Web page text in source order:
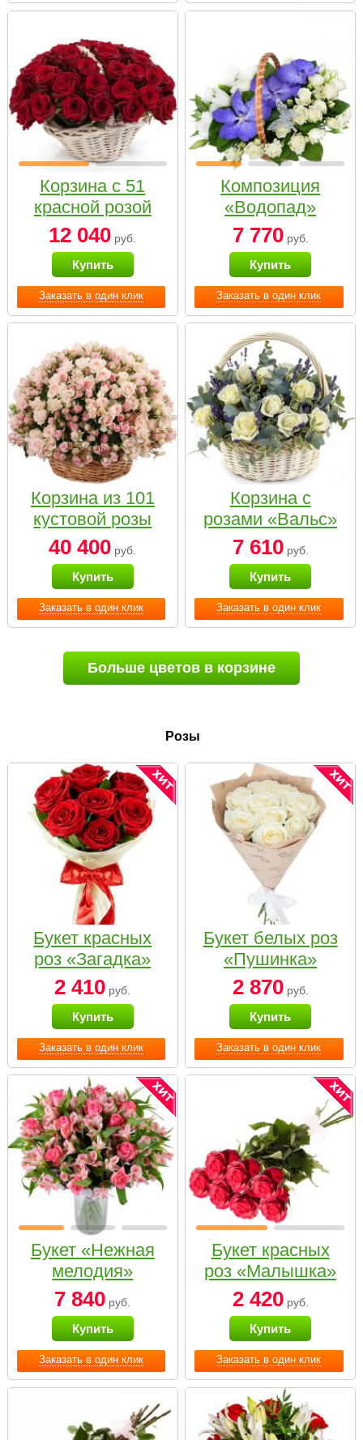
Заказать в один клик
Корзина с 51
красной розой
12 040 руб.
Купить
Заказать в один клик
Композиция
«Водопад»
7 770руб.
Купить
Заказать в один клик
Корзина из 101
кустовой розы
нежных тонов
40 400 руб.
Купить
Заказать в один клик
Корзина с
розами «Вальс»
7 610руб.
Купить
Больше цветов в корзине
Розы
Заказать в один клик
Букет красных
роз «Загадка»
2 410 руб.
Купить
Заказать в один клик
Букет белых роз
«Пушинка»
2 870руб.
Купить
Заказать в один клик
Букет «Нежная
мелодия»
7 840 руб.
Купить
Заказать в один клик
Букет красных
роз «Малышка»
2 420руб.
Купить